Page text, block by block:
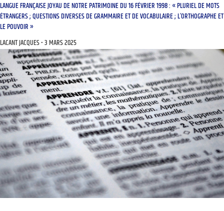
LANGUE FRANÇAISE JOYAU DE NOTRE PATRIMOINE DU 16 FÉVRIER 1998 : « PLURIEL DE MOTS
ÉTRANGERS ; QUESTIONS DIVERSES DE GRAMMAIRE ET DE VOCABULAIRE ; L’ORTHOGRAPHE ET
LE POUVOIR »
LACANT JACQUES 3 MARS 2025